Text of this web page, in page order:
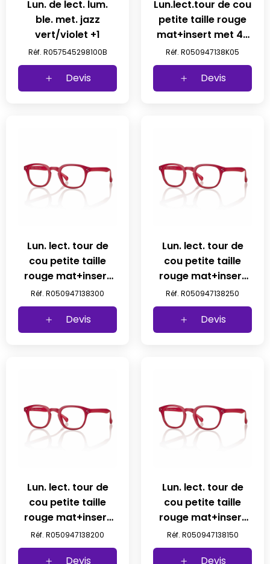
Lun. de lect. lum.
ble. met. jazz
vert/violet +1
Réf. R057545298100B
Devis
Lun.lect.tour de cou
petite taille rouge
mat+insert met 47
23-145 (5pc) prix
net
Réf. R050947138K05
Devis
Lun. lect. tour de
cou petite taille
rouge mat+insert
met 47 23-145 +3
prix net
Réf. R050947138300
Devis
Lun. lect. tour de
cou petite taille
rouge mat+insert
met 47 23-145
+2,50 prix net
Réf. R050947138250
Devis
Lun. lect. tour de
cou petite taille
rouge mat+insert
met 47 23-145 +1,50
prix net
Réf. R050947138200
Devis
Lun. lect. tour de
cou petite taille
rouge mat+insert
met 47 23-145 +1,50
prix net
Réf. R050947138150
Devis